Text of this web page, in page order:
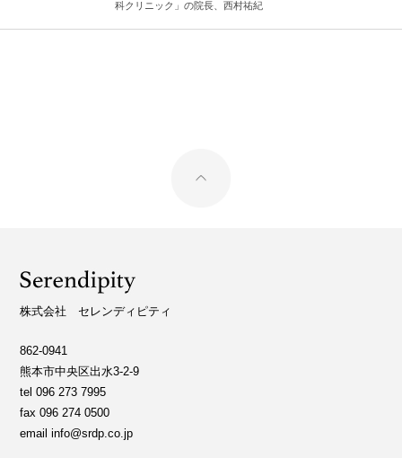
科クリニック」の院長、西村祐紀
株式会社 セレンディピティ
862-0941
熊本市中央区出水3-2-9
tel 096 273 7995
fax 096 274 0500
email info@srdp.co.jp